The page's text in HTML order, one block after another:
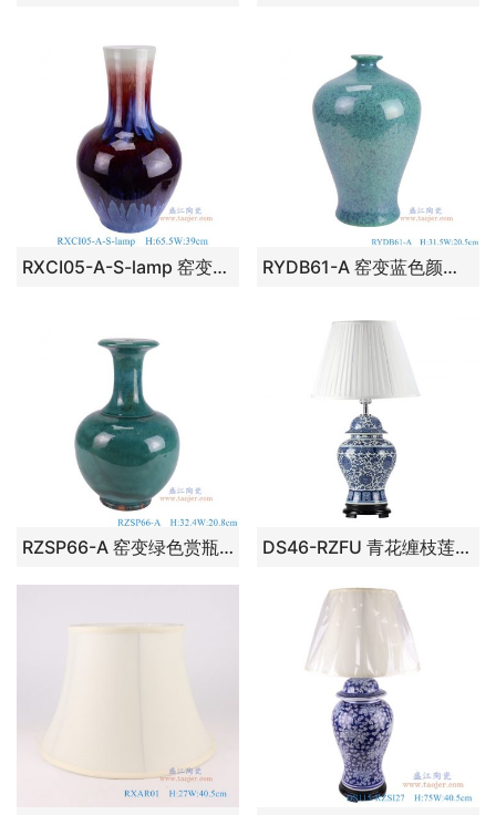
RXCI05-A-S-lamp 窑变蓝彩郎红天球瓶灯具小号 高65.5直径39底径22.6重量16.8KG RYDB61-A 窑变蓝色颜色釉梅瓶灯具 高31.5直径20.5口径1.8底径12.5重量1.6KG
RZSP66-A 窑变绿色赏瓶灯具 高32.4直径20.8底径10重量2.3KG DS46-RZFU 青花缠枝莲将军罐灯具， 高31.7直径21.6口径底径15重量3KG